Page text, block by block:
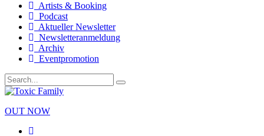
Artists & Booking
Podcast
Aktueller Newsletter
Newsletteranmeldung
Archiv
Eventpromotion
OUT NOW